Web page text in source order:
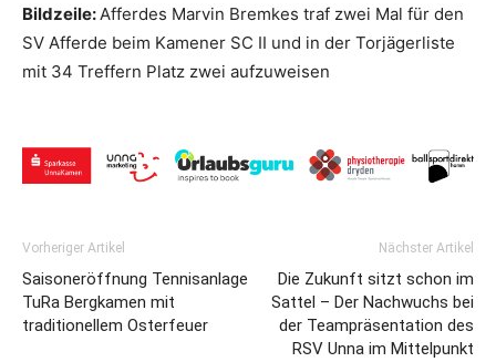
Bildzeile:Afferdes Marvin Bremkes traf zwei Mal für den
SV Afferde beim Kamener SC II und in der Torjägerliste
mit 34 Treffern Platz zwei aufzuweisen
Vorheriger Artikel
Saisoneröffnung Tennisanlage
TuRa Bergkamen mit
traditionellem Osterfeuer
Nächster Artikel
Die Zukunft sitzt schon im
Sattel – Der Nachwuchs bei
der Teampräsentation des
RSV Unna im Mittelpunkt